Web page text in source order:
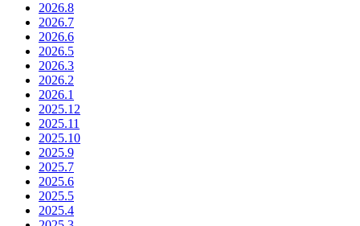
2026.8
2026.7
2026.6
2026.5
2026.3
2026.2
2026.1
2025.12
2025.11
2025.10
2025.9
2025.7
2025.6
2025.5
2025.4